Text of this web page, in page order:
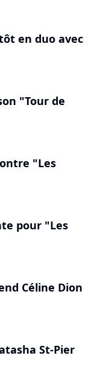
en duo avec
"Tour de
"Les
pour "Les
Céline Dion
St-Pier